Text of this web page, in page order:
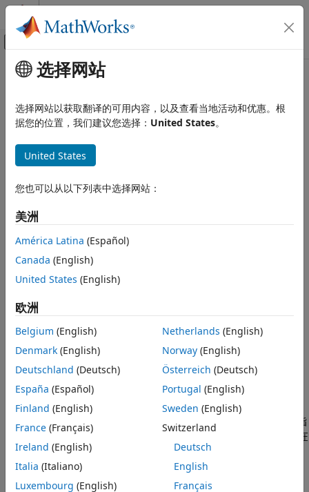
跳到内容
画布外导航菜单切换
文档主页
数学
图和网络算法
layout
语法
描述
示例
输入参量
名称-值参数
提示
版本历史记录
另请参阅
主要内容
layout
更改图论图布局
全页折叠
语法
layout(H)
layout(H,method,Name,Value)
说明
layout(H)通过根据图结构自动选择布局方法更改图论图
局。layout函数修改H
示例
layout(H, method 可选择性地指定布局方法。 method可以是
'circle'、'force' 、'subspace'、'force3'
'subspace3'。
示例
layout( method
使用一个或多个名称-值对组参量指
定的其他选项。例如，
指定在
计算力导向图布局中要使用的迭代次数，
layout(H,'layered','Sources',S)使用分层布局，其中第一层包
含源节点
。
选择网站
选择网站以获取翻译的可用内容，以及查看当地活动和优惠。根
据您的位置，我们建议您选择： United States。
United States
您也可以从以下列表中选择网站：
美洲
América Latina (Español)
Canada (English)
United States (English)
欧洲
Belgium (English)
Denmark (English)
Deutschland (Deutsch)
España (Español)
Finland (English)
France (Français)
Ireland (English)
Italia (Italiano)
Luxembourg (English)
Netherlands (English)
Norway(English)
Österreich (Deutsch)
Portugal (English)
Sweden (English)
Switzerland
Deutsch
English
Français